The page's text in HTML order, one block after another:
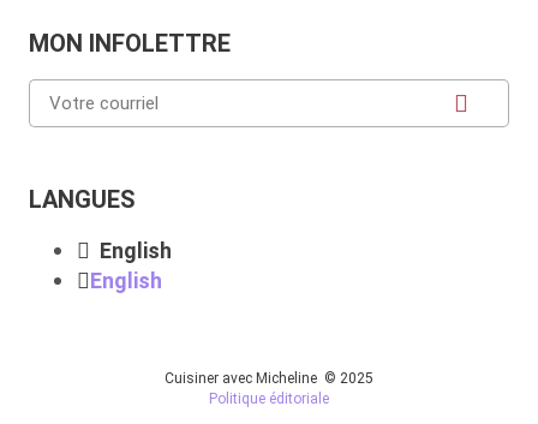
MON INFOLETTRE
LANGUES
English
English
Cuisiner avec Micheline © 2025
Politique éditoriale